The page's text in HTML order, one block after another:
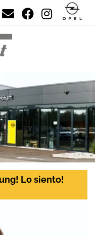
Lo siento!